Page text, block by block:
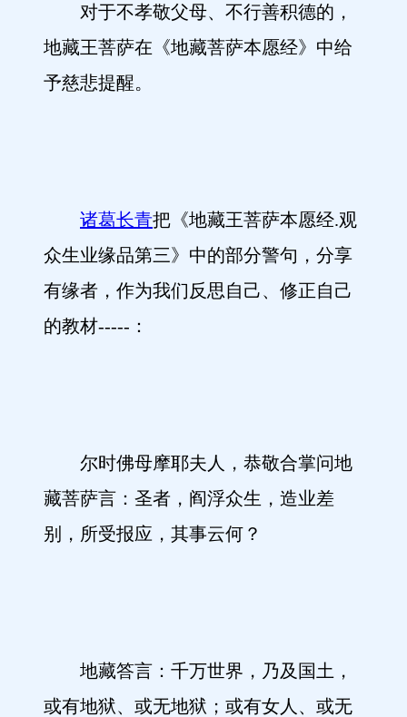
对于不孝敬父母、不行善积德的，
地藏王菩萨在《地藏菩萨本愿经》中给
予慈悲提醒。
诸葛长青把《地藏王菩萨本愿经.观
众生业缘品第三》中的部分警句，分享
有缘者，作为我们反思自己、修正自己
的教材-----：
尔时佛母摩耶夫人，恭敬合掌问地
藏菩萨言：圣者，阎浮众生，造业差
别，所受报应，其事云何？
地藏答言：千万世界，乃及国土，
或有地狱、或无地狱；或有女人、或无